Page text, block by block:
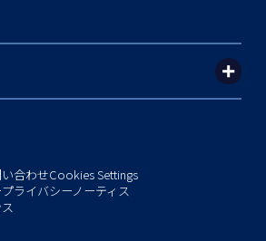
合わせCookies Settings
プライバシーノーティス